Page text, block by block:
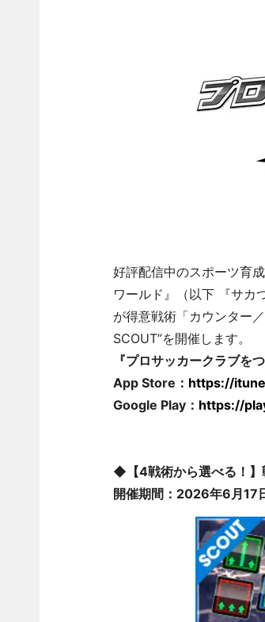
好評配信中のスポーツ育
ワールド』（以下 『サカ
が得意戦術「カウンター
SCOUT”を開催します。
『プロサッカークラブを
App Store： https://
Google Play： https://
◆【4戦術から選べる！】
開催期間：2026年6月17